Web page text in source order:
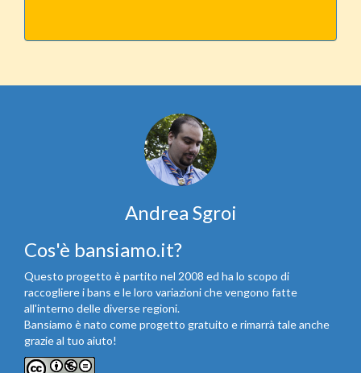
Andrea Sgroi
Cos'è bansiamo.it?
Questo progetto è partito nel 2008 ed ha lo scopo di
raccogliere i bans e le loro variazioni che vengono fatte
all'interno delle diverse regioni.
Bansiamo è nato come progetto gratuito e rimarrà tale anche
grazie al tuo aiuto!